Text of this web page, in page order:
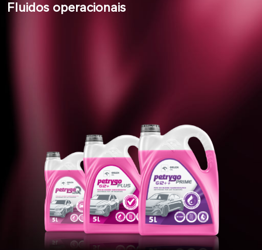
Fluidos operacionais